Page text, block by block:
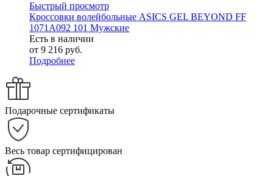
Быстрый просмотр
Кроссовки волейбольные ASICS GEL BEYOND FF
1071A092 101 Мужские
Есть в наличии
от 9 216 руб.
Подробнее
Подарочные сертификаты
Весь товар сертифицирован